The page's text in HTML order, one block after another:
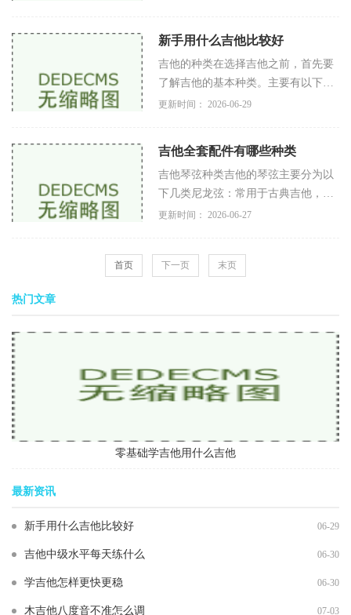
格
新手用什么吉他比较好
吉他的种类在选择吉他之前，首先要
了解吉他的基本种类。主要有以下几
种民谣吉他（木吉他）特点：音色温
小
更新时间： 2026-06-29
吉他全套配件有哪些种类
吉他琴弦种类吉他的琴弦主要分为以
下几类尼龙弦：常用于古典吉他，声
音柔和，手感舒适。钢弦：适用于民
金
更新时间： 2026-06-27
首页 下一页 末页
热门文章
零基础学吉他用什么吉他
最新资讯
新手用什么吉他比较好 06-29
吉他中级水平每天练什么 06-30
学吉他怎样更快更稳 06-30
木吉他八度音不准怎么调 07-03